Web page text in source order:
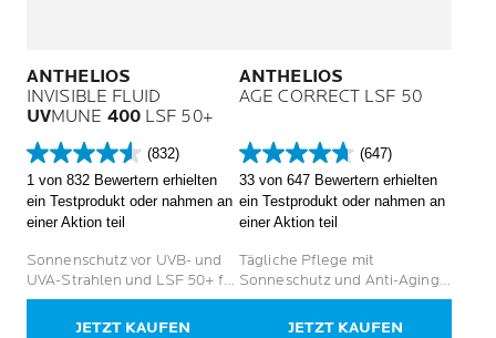
ANTHELIOS
INVISIBLE FLUID
UVMUNE 400LSF 50+
(832)
4.6
von
5
Sternen.
Bewertungen
1 von 832 Bewertern erhielten
ein Testprodukt oder nahmen an
einer Aktion teil
Sonnenschutz vor UVB- und
UVA-Strahlen und LSF 50+ für
empfindliche Haut
JETZT KAUFEN
ANTHELIOS
AGE CORRECT LSF 50
(647)
4.7
von
5
Sternen.
Bewertungen
33 von 647 Bewertern erhielten
ein Testprodukt oder nahmen an
einer Aktion teil
Tägliche Pflege mit
Sonneschutz und Anti-Aging-
Effekt
JETZT KAUFEN